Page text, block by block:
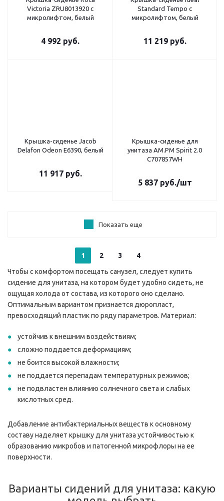
Victoria ZRU8013920 с
микролифтом, белый
4 992 руб.
Standard Tempo с
микролифтом, белый
11 219руб.
Крышка-сиденье Jacob
Delafon Odeon E6390, белый
11 917руб.
Крышка-сиденье для
унитаза AM.PM Spirit 2.0
C707857WH
5 837руб./шт
Показать еще
1 2 3
4
Чтобы с комфортом посещать санузел, следует купить
сидение для унитаза, на котором будет удобно сидеть, не
ощущая холода от состава, из которого оно сделано.
Оптимальным вариантом признается дюропласт,
превосходящий пластик по ряду параметров. Материал:
устойчив к внешним воздействиям;
сложно поддается деформациям;
не боится высокой влажности;
не поддается перепадам температурных режимов;
не подвластен влиянию солнечного света и слабых
кислотных сред.
Добавление антибактериальных веществ к основному
составу наделяет крышку для унитаза устойчивостью к
образованию микробов и патогенной микрофлоры на ее
поверхности.
Варианты сидений для унитаза: какую